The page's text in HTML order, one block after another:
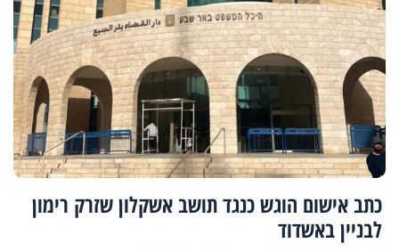
כתב אישום הוגש כנגד תושב אשקלון שזרק רימון
לבניין באשדוד